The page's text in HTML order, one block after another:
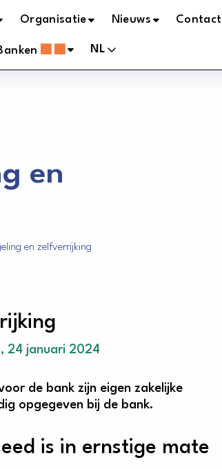
Organisatie Nieuws Contact
NL
en
en zelfverrijking
24 januari 2024
de bank zijn eigen zakelijke
opgegeven bij de bank.
is in ernstige mate